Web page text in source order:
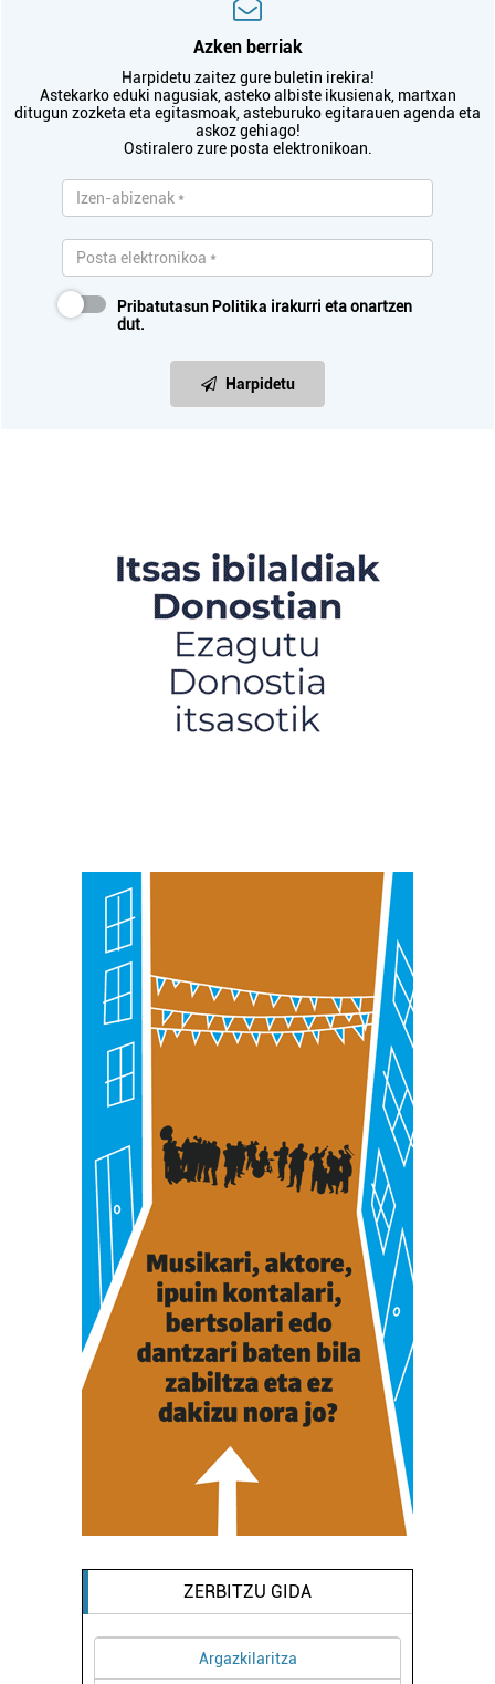
Azken berriak
Harpidetu zaitez gure buletin irekira!
Astekarko eduki nagusiak, asteko albiste ikusienak, martxan
ditugun zozketa eta egitasmoak, asteburuko egitarauen agenda eta
askoz gehiago!
Ostiralero zure posta elektronikoan.
Pribatutasun Politika irakurri eta onartzen
dut.
Harpidetu
ZERBITZU GIDA
Argazkilaritza